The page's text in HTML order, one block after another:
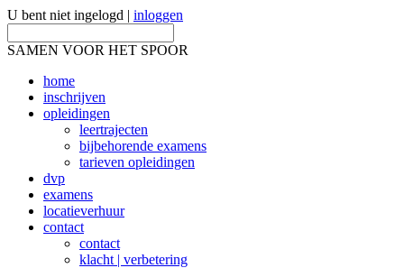
U bent niet ingelogd | inloggen
SAMEN VOOR HET SPOOR
home
inschrijven
opleidingen
leertrajecten
bijbehorende examens
tarieven opleidingen
dvp
examens
locatieverhuur
contact
contact
klacht | verbetering